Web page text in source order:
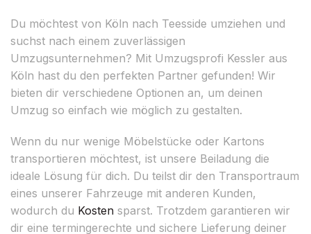
Du möchtest von Köln nach Teesside umziehen und
suchst nach einem zuverlässigen
Umzugsunternehmen? Mit Umzugsprofi Kessler aus
Köln hast du den perfekten Partner gefunden! Wir
bieten dir verschiedene Optionen an, um deinen
Umzug so einfach wie möglich zu gestalten.
Wenn du nur wenige Möbelstücke oder Kartons
transportieren möchtest, ist unsere Beiladung die
ideale Lösung für dich. Du teilst dir den Transportraum
eines unserer Fahrzeuge mit anderen Kunden,
wodurch du Kosten sparst. Trotzdem garantieren wir
dir eine termingerechte und sichere Lieferung deiner